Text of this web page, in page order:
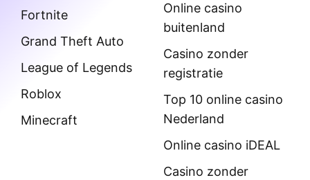
Fortnite
Grand Theft Auto
League of Legends
Roblox
Minecraft
Online casino
buitenland
Casino zonder
registratie
Top 10 online casino
Nederland
Online casino iDEAL
Casino zonder